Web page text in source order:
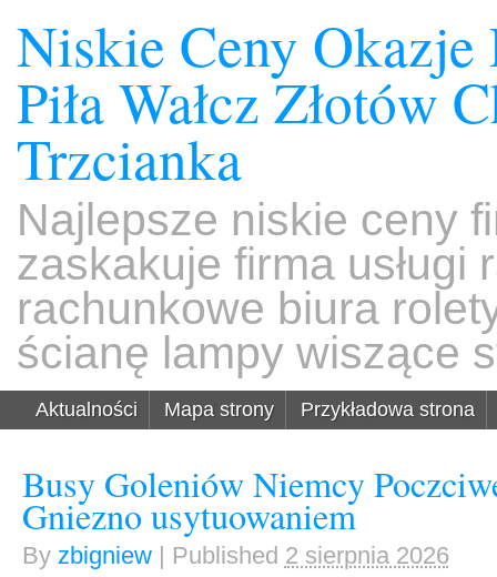
Niskie Ceny
Piła Wałcz Złotów
Trzcianka
Najlepsze niskie ceny
zaskakuje firma usługi
rachunkowe biura
ścianę lampy wiszące
Aktualności Mapa strony Przykładowa strona
Busy Goleniów Niemcy
Gniezno usytuowaniem
By zbigniew | Published 2 sierpnia 2026